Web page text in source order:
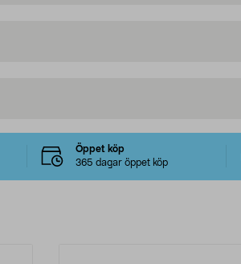
Öppet köp
365 dagar öppet köp